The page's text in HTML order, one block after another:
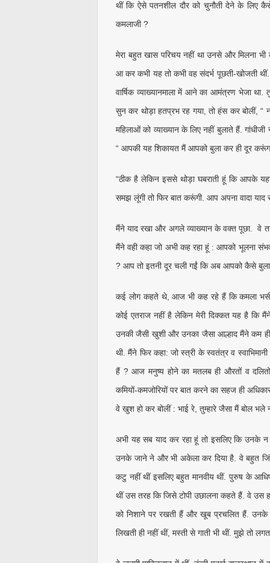
थीं कि ऐसे पतनशील दौर को चुनौती देने के
कमलाजी ?
मेरा बहुत खास परिचय नहीं था उनसे और मिलना
आ कर कभी यह तो कभी वह संदर्भ पूछती-खोजती थीं.
वार्षिक व्याख्यानमाला में आने का आमंत्रण भेजा
सुन कर थोड़ा हतप्रभ रह गया, तो हंस कर बोलीं,
महिलाओं को व्याख्यान के लिए नहीं बुलाते हैं.
“ आपकी यह शिकायत मैं आपको बुला कर ही दूर
“ठीक है लेकिन इससे थोड़ा घबराती हूं कि आपके
समझ लूंगी तो फिर बात करूंगी. आप अपना वादा याद
मैंने याद रखा और अगले व्याख्यान के वक्त पूछा. वे
मैंने वही कहा जो अभी कह रहा हूं : आपको भूलना
? आप तो इतनी दूर चली गईं कि अब आपको कैसे
कई लोग कहते थे, आज भी कह रहे हैं कि कमला
कोई एतराज नहीं है लेकिन मेरी दिक्कत यह है कि
उनकी जैसी खुशी और उनका जैसा आल्हाद मैंने कम
थी. मैंने फिर कहा: जो स्त्री के स्वतंत्र व
हैं ? आज मनुष्य होने का मतलब ही औरतों व
कमियों-कमजोरियों पर बात करने का सहज ही
वे खुश हो कर बोलीं : भाई रे, तुम्हारे जैसा मैं बोल
अभी यह सब याद कर रहा हूं तो इसलिए कि उनके
उनके जाने ने और भी अकेला कर दिया है. वे बहुत
कटु नहीं थीं इसलिए बहुत मानवीय थीं. पुरुष के
थीं उस तरह कि जिसे टोपी उछालना कहते हैं. वे उस
को निशाने पर रखती हैं और खूब प्रचलित हैं.
लिखती ही नहीं थीं, मस्ती से गाती भी थीं. मुझे तो